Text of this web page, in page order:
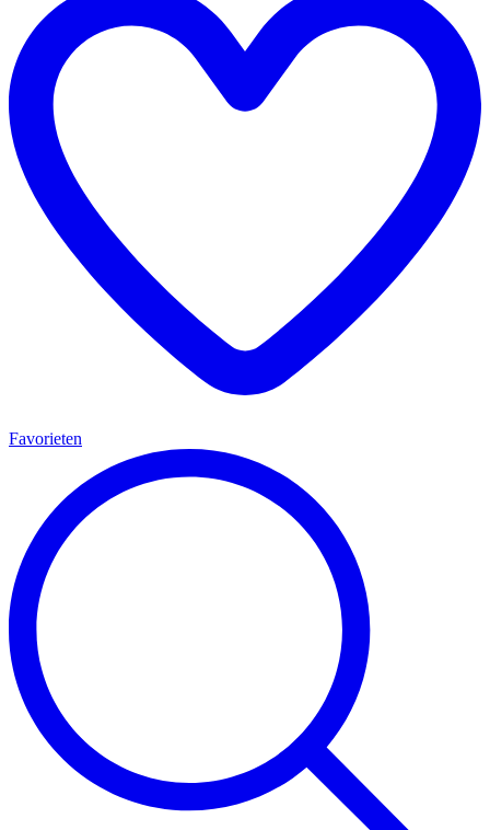
Favorieten